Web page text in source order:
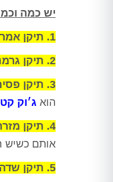
יש כמה
1. תיקן אמריקאי (Periplaneta americana):
2. תיקן גרמני (Blatella germanica):
3. תיקן פסים חום (Supella supellectilium):
הוא ג׳וק
4. תיקן מזרחי (Blata orientalis):
אותם כשיש
5. תיקן שדה אפריקני (Hemelytroblatta africana):